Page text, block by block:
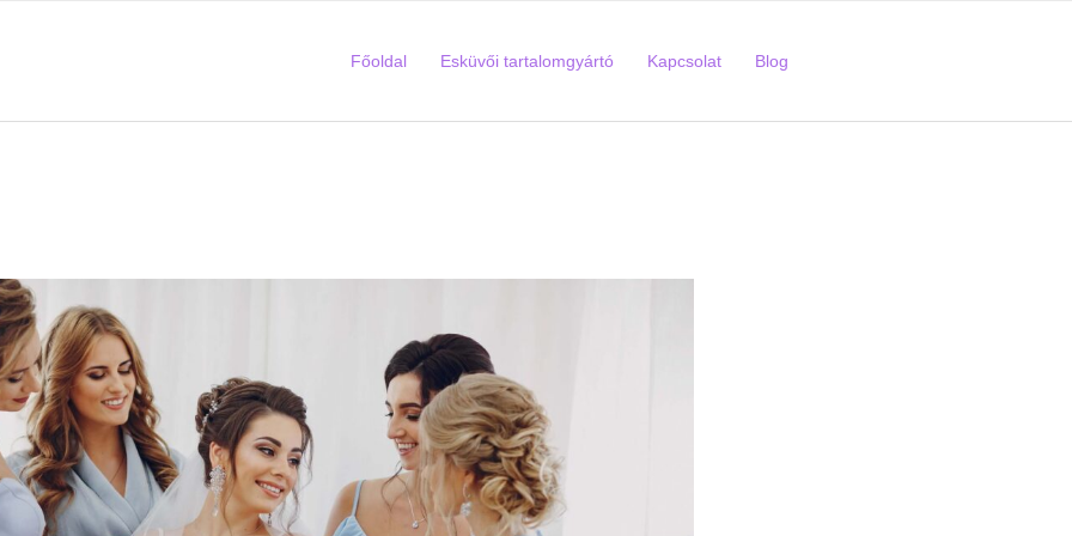
Főoldal Esküvői tartalomgyártó Kapcsolat Blog